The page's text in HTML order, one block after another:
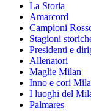
La Storia
Amarcord
Campioni
Stagioni
Presidenti e
Allenatori
Maglie Milan
Inno e cori
I luoghi del
Palmares